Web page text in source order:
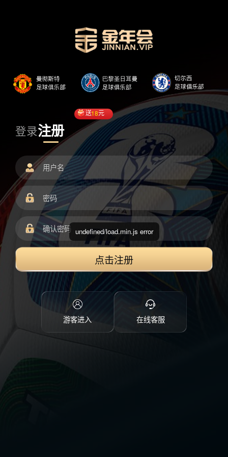
登录注册
送18元
点击注册
游客进入 在线客服
undefined/load.min.js error